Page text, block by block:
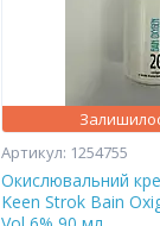
1254755
Окислювальний
Keen Strok Bain